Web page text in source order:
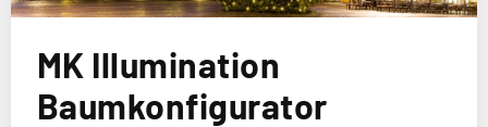
MK Illumination
Baumkonfigurator